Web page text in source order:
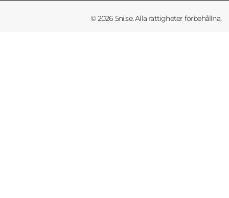
© 2026 5ni.se. Alla rättigheter förbehållna.